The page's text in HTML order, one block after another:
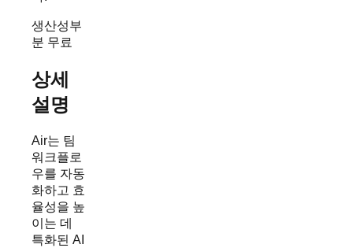
생산성부
분 무료
상세
설명
Air는 팀
워크플로
우를 자동
화하고 효
율성을 높
이는 데
특화된 AI